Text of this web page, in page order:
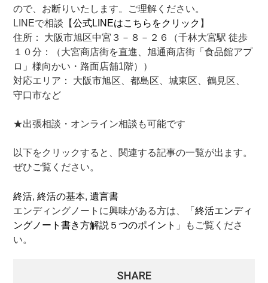
ので、お断りいたします。ご理解ください。
LINEで相談【公式LINEはこちらをクリック 】
住所： 大阪市旭区中宮３－８－２６（千林大宮駅 徒歩
１０分：（大宮商店街を直進、旭通商店街「食品館アプ
ロ」様向かい・路面店舗1階））
対応エリア： 大阪市旭区、都島区、城東区、鶴見区、
守口市など
★出張相談・オンライン相談も可能です
以下をクリックすると、関連する記事の一覧が出ます。
ぜひご覧ください。
終活, 終活の基本, 遺言書
エンディングノートに興味がある方は、「終活エンディ
ングノート書き方解説５つのポイント 」もご覧くださ
い。
SHARE